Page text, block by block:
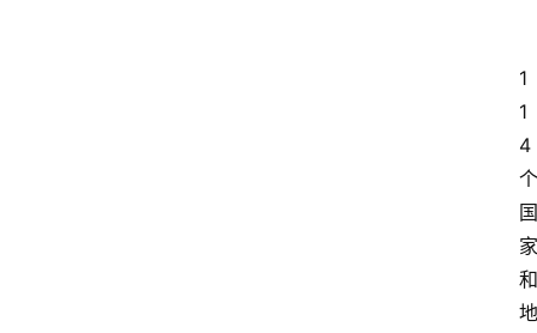
1
1
4
个
国
家
和
地